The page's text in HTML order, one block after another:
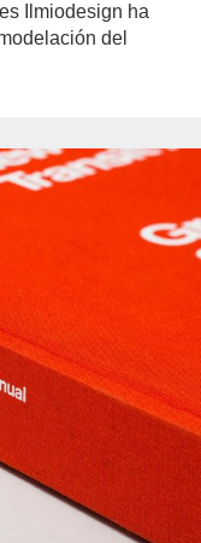
Ilmiodesign ha
del